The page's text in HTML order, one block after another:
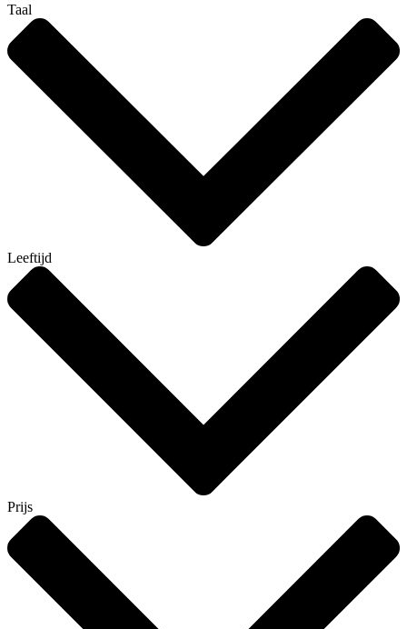
Taal
Leeftijd
Prijs